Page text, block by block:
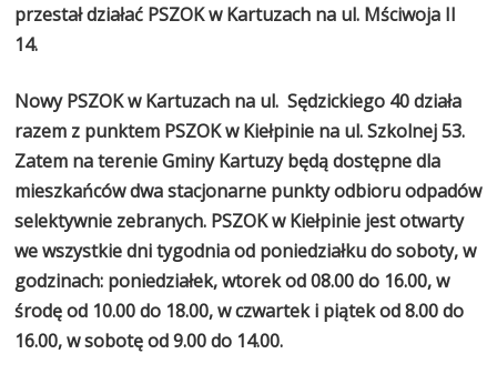
przestał działać PSZOK w Kartuzach na ul. Mściwoja II
14.
Nowy PSZOK w Kartuzach na ul. Sędzickiego 40 działa
razem z punktem PSZOK w Kiełpinie na ul. Szkolnej 53.
Zatem na terenie Gminy Kartuzy będą dostępne dla
mieszkańców dwa stacjonarne punkty odbioru odpadów
selektywnie zebranych. PSZOK w Kiełpinie jest otwarty
we wszystkie dni tygodnia od poniedziałku do soboty, w
godzinach: poniedziałek, wtorek od 08.00 do 16.00, w
środę od 10.00 do 18.00, w czwartek i piątek od 8.00 do
16.00, w sobotę od 9.00 do 14.00.